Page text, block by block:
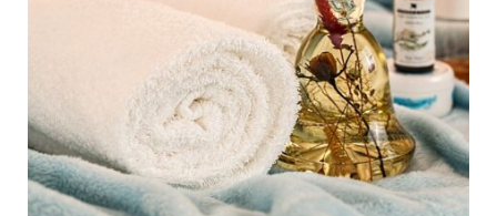
o
o
k
t
t
e
r
g
r
a
m
r
e
s